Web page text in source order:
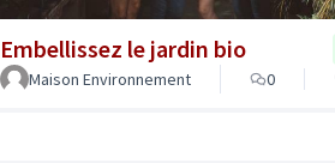
Embellissez le jardin bio
Maison Environnement
0